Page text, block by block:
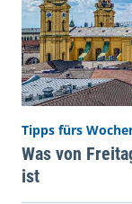
Tipps fürs
Was von
ist